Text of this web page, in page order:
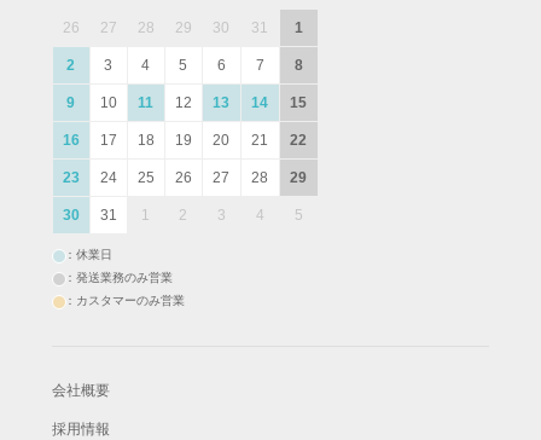
26 27 28 29 30 31 1
2 3 4 5 6 7 8
9 10 11 12 13 14 15
16 17 18 19 20 21 22
23 24 25 26 27 28 29
30 31 1 2 3 4 5
：休業日
：発送業務のみ営業
：カスタマーのみ営業
会社概要
採用情報